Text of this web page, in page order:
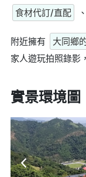
食材代訂/直配
、
附近擁有 大同鄉
家人遊玩拍照錄影
實景環境圖